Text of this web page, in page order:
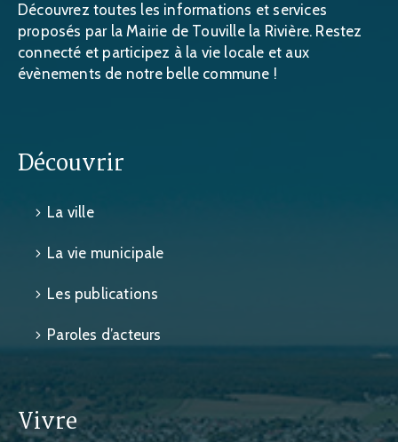
Découvrez toutes les informations et services
proposés par la Mairie de Touville la Rivière. Restez
connecté et participez à la vie locale et aux
évènements de notre belle commune !
Découvrir
La ville
La vie municipale
Les publications
Paroles d’acteurs
Vivre